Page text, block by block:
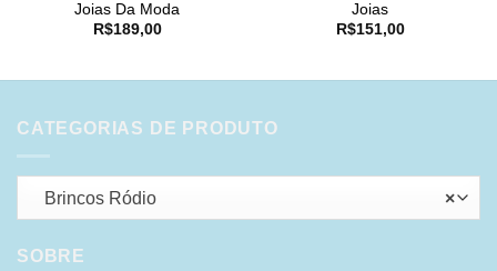
Joias Da Moda
R$189,00
Joias
R$151,00
CATEGORIAS DE PRODUTO
×
Brincos Ródio
SOBRE